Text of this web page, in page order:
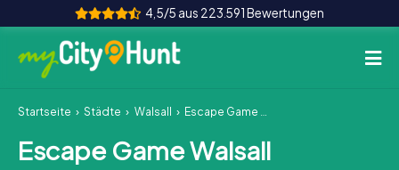
4,5/5 aus 223.591 Bewertungen
So funktioniert's
Städte
Startseite Städte Walsall Escape Game Walsall
Escape Game Walsall